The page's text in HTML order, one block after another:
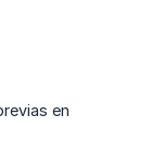
en